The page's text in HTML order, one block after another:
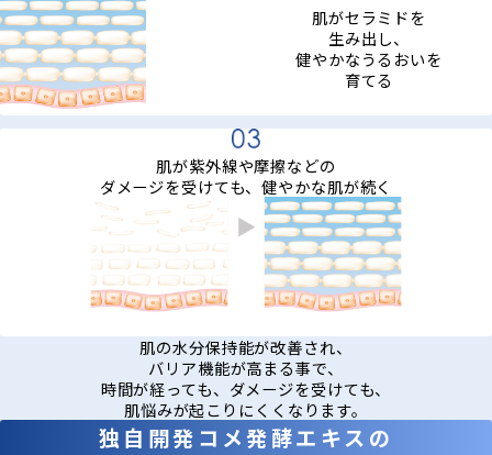
肌がセラミドを
生み出し、
健やかなうるおいを
育てる
肌が紫外線や摩擦などの
ダメージを受けても、健やかな肌が続く
肌の水分保持能が改善され、
バリア機能が高まる事で、
時間が経っても、ダメージを受けても、
肌悩みが起こりにくくなります。
独自開発コメ発酵エキスの